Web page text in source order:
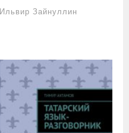
Ильвир Зайнуллин